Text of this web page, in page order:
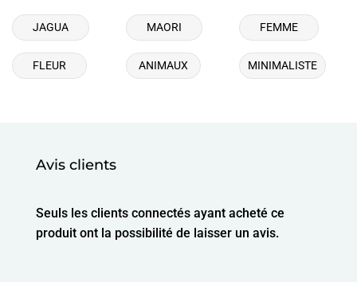
JAGUA MAORI FEMME
FLEUR ANIMAUX MINIMALISTE
Avis clients
Seuls les clients connectés ayant acheté ce
produit ont la possibilité de laisser un avis.